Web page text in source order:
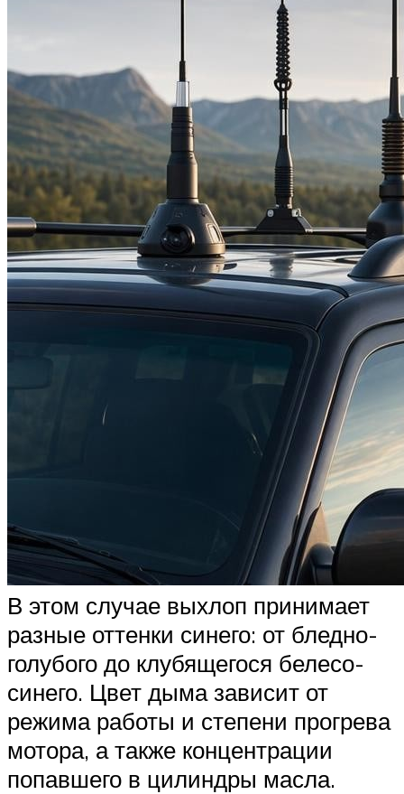
В этом случае выхлоп принимает
разные оттенки синего: от бледно-
голубого до клубящегося белесо-
синего. Цвет дыма зависит от
режима работы и степени прогрева
мотора, а также концентрации
попавшего в цилиндры масла.